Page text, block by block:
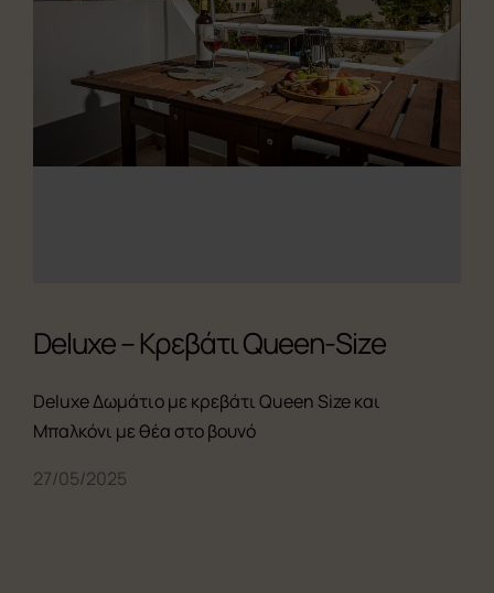
Deluxe – Κρεβάτι Queen-Size
Deluxe Δωμάτιο με κρεβάτι Queen Size και
Μπαλκόνι με θέα στο βουνό
27/05/2025